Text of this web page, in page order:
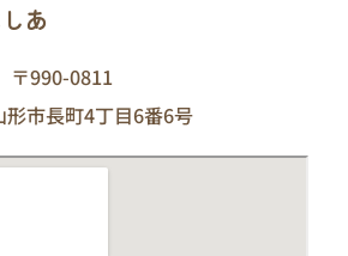
あ
〒990-0811
形市長町4丁目6番6号